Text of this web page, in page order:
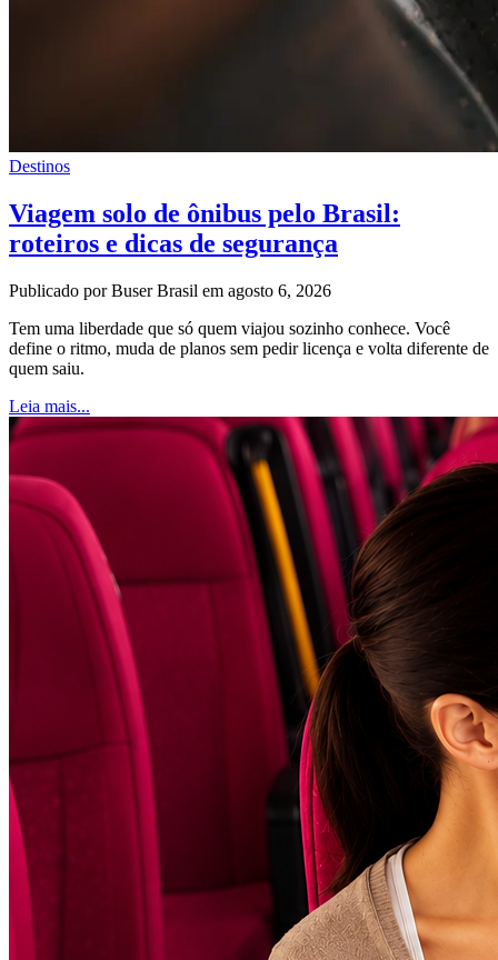
Destinos
Viagem solo de ônibus pelo Brasil:
roteiros e dicas de segurança
Publicado por Buser Brasil em agosto 6, 2026
Tem uma liberdade que só quem viajou sozinho conhece. Você
define o ritmo, muda de planos sem pedir licença e volta diferente de
quem saiu.
Leia mais...